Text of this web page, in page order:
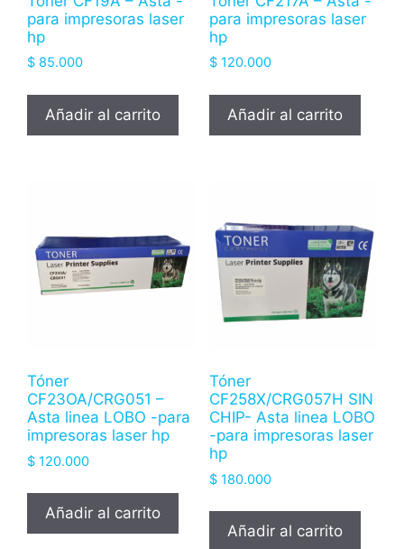
para impresoras laser
hp
$ 85.000
Añadir al carrito
para impresoras laser
hp
$120.000
Añadir al carrito
Tóner
CF23OA/CRG051 –
Asta linea LOBO -para
impresoras laser hp
$ 120.000
Añadir al carrito
Tóner
CF258X/CRG057H SIN
CHIP- Asta linea LOBO
-para impresoras laser
hp
$180.000
Añadir al carrito